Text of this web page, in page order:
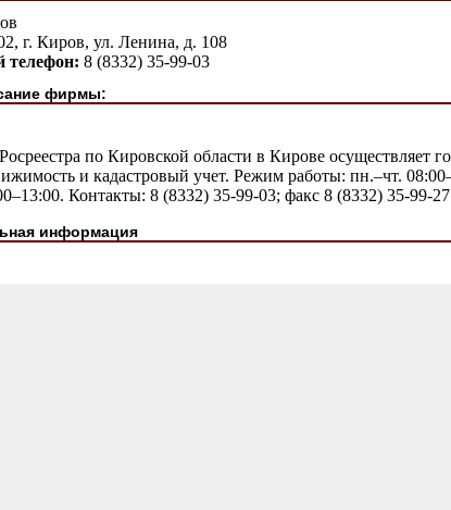
г. Киров, ул. Ленина, д. 108
телефон: 8 (8332) 35-99-03
фирмы:
по Кировской области в Кирове осуществляет
и кадастровый учет. Режим работы: пн.–чт.
Контакты: 8 (8332) 35-99-03; факс 8 (8332) 35-99-
информация